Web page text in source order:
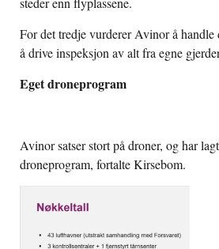
For det tredje vurderer Avinor å
å drive inspeksjon av alt fra egne
Eget droneprogram
Avinor satser stort på droner, og har
droneprogram, fortalte Kirsebom.